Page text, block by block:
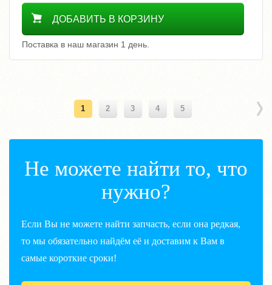
1600
ДОБАВИТЬ В КОРЗИНУ
Поставка в наш магазин 1 день.
1 2 3 4 5
Не можете найти то, что
нужно?
Если Вы не можете найти запчасть, если она редкая,
то мы обязательно найдём её и доставим к Вам в
самые короткие сроки!